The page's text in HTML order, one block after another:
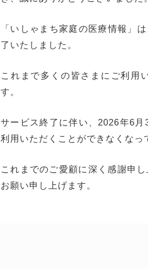
「いしゃまち家庭の医療情報」
了いたしました。
これまで多くの皆さまにご利用
す。
サービス終了に伴い、2026年6
利用いただくことができなくなっ
これまでのご愛顧に深く感謝申
お願い申し上げます。